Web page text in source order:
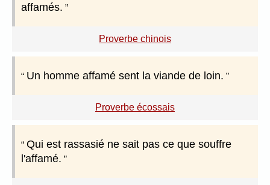
affamés.
Proverbe chinois
Un homme affamé sent la viande de loin.
Proverbe écossais
Qui est rassasié ne sait pas ce que souffre
l'affamé.